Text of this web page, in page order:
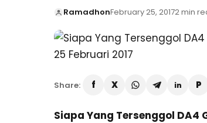
RamadhonFebruary 25, 20172 min
Share:
Siapa Yang Tersenggol DA4